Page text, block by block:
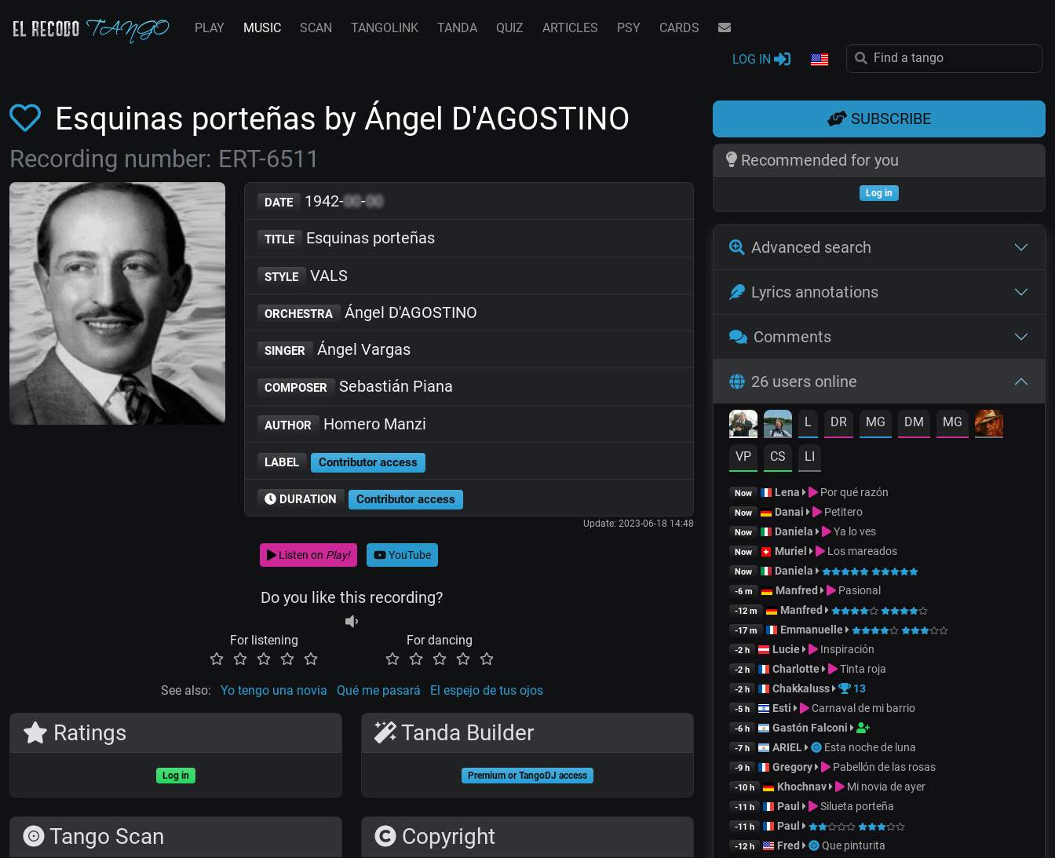
PLAY MUSIC SCAN TANGOLINK TANDA QUIZ ARTICLES PSY CARDS
LOG IN
Esquinas porteñas by Ángel D'AGOSTINO
Recording number: ERT-6511
DATE 1942-00-00
TITLE Esquinas porteñas
STYLE VALS
ORCHESTRA Ángel D'AGOSTINO
SINGER Ángel Vargas
COMPOSER Sebastián Piana
AUTHOR Homero Manzi
LABEL Contributor access
DURATION Contributor access
Update: 2023-06-18 14:48
Listen on Play! YouTube
Do you like this recording?
For listening For dancing
See also: Yo tengo una novia Qué me pasará El espejo de tus ojos
Ratings
Log in
Tango Scan
Tanda Builder
Premium or TangoDJ access
Copyright
SUBSCRIBE
Recommended for you
Log in
Advanced search
Lyrics annotations
Comments
26 users online
L DR MG DM MG
VP CS LI
Now Lena Por qué razón
Now Danai Petitero
Now Daniela Ya lo ves
Now Muriel Los mareados
Now Daniela
-6 m Manfred Pasional
-12 m Manfred
-17 m Emmanuelle
-2 h Lucie Inspiración
-2 h Charlotte Tinta roja
-2 h Chakkaluss 13
-5 h Esti Carnaval de mi barrio
-6 h Gastón Falconi
-7 h ARIEL Esta noche de luna
-9 h Gregory Pabellón de las rosas
-10 h Khochnav Mi novia de ayer
-11 h Paul Silueta porteña
-11 h Paul
-12 h Fred Que pinturita